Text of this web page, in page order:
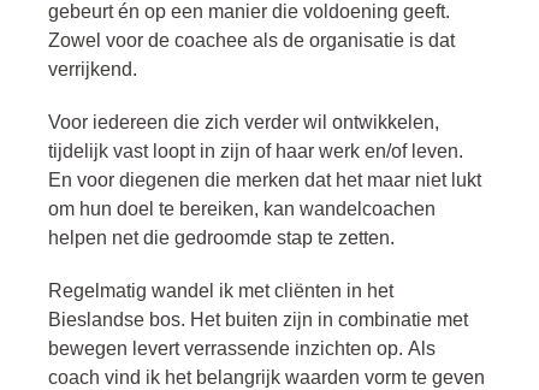
gebeurt én op een manier die voldoening geeft.
Zowel voor de coachee als de organisatie is dat
verrijkend.
Voor iedereen die zich verder wil ontwikkelen,
tijdelijk vast loopt in zijn of haar werk en/of leven.
En voor diegenen die merken dat het maar niet lukt
om hun doel te bereiken, kan wandelcoachen
helpen net die gedroomde stap te zetten.
Regelmatig wandel ik met cliënten in het
Bieslandse bos. Het buiten zijn in combinatie met
bewegen levert verrassende inzichten op. Als
coach vind ik het belangrijk waarden vorm te geven